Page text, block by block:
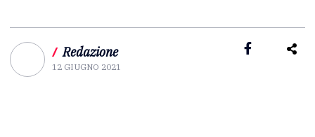
/ Redazione
12 GIUGNO 2021